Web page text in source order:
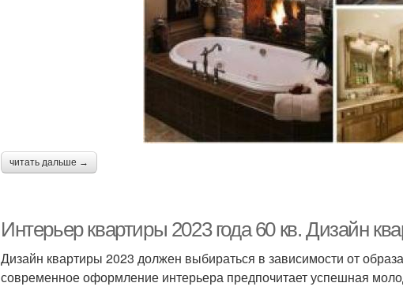
читать дальше →
Интерьер квартиры 2023 года 60 кв. Дизайн
Дизайн квартиры 2023 должен выбираться в зависимости от
современное оформление интерьера предпочитает успешная